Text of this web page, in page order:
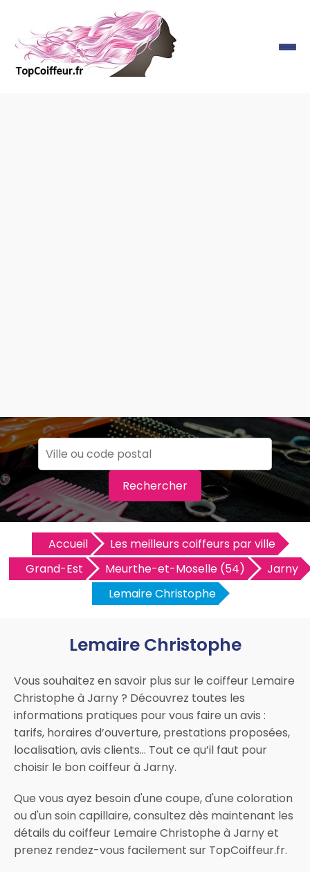
Rechercher
Accueil
Les meilleurs coiffeurs par ville
Grand-Est
Meurthe-et-Moselle (54)
Jarny
Lemaire Christophe
Lemaire Christophe
Vous souhaitez en savoir plus sur le coiffeur Lemaire
Christophe à Jarny ? Découvrez toutes les
informations pratiques pour vous faire un avis :
tarifs, horaires d’ouverture, prestations proposées,
localisation, avis clients… Tout ce qu’il faut pour
choisir le bon coiffeur à Jarny.
Que vous ayez besoin d'une coupe, d'une coloration
ou d'un soin capillaire, consultez dès maintenant les
détails du coiffeur Lemaire Christophe à Jarny et
prenez rendez-vous facilement sur TopCoiffeur.fr.